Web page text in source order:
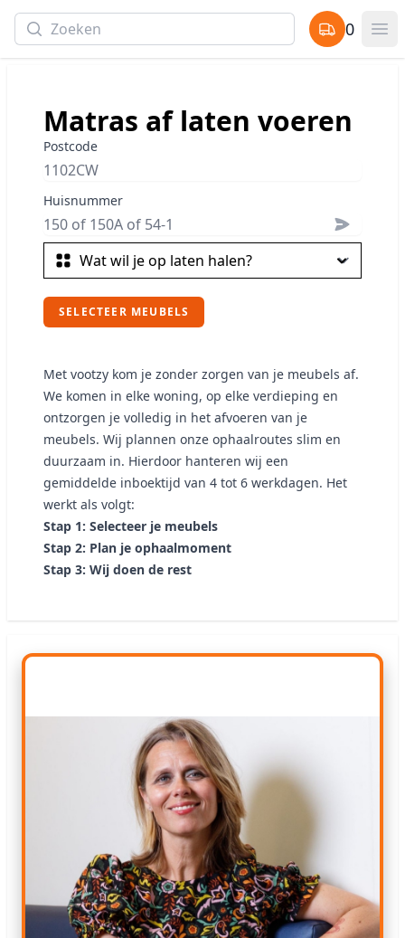
Search 0
items in cart,
Matras af laten voeren
Postcode
Huisnummer
SELECTEER MEUBELS
Met vootzy kom je zonder zorgen van je meubels af.
We komen in elke woning, op elke verdieping en
ontzorgen je volledig in het afvoeren van je
meubels. Wij plannen onze ophaalroutes slim en
duurzaam in. Hierdoor hanteren wij een
gemiddelde inboektijd van 4 tot 6 werkdagen. Het
werkt als volgt:
Stap 1: Selecteer je meubels
Stap 2: Plan je ophaalmoment
Stap 3: Wij doen de rest